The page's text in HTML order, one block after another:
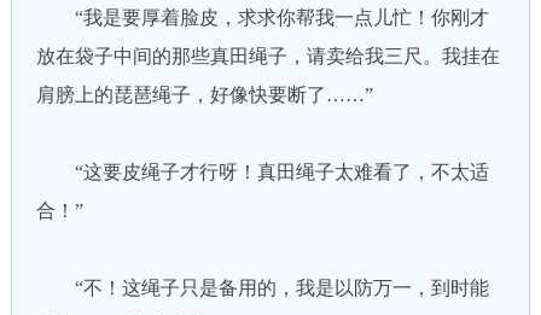
“我是要厚着脸皮，求求你帮我一点儿忙！你刚才
放在袋子中间的那些真田绳子，请卖给我三尺。我挂在
肩膀上的琵琶绳子，好像快要断了……”
“这要皮绳子才行呀！真田绳子太难看了，不太适
合！”
“不！这绳子只是备用的，我是以防万一，到时能